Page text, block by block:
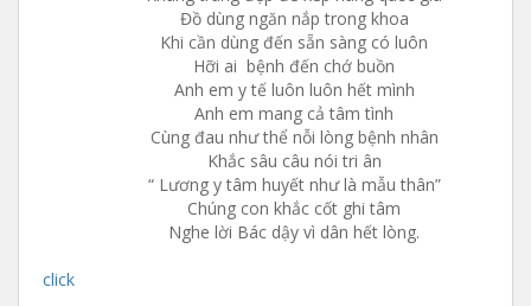
Đồ dùng ngăn nắp trong khoa
Khi cần dùng đến sẵn sàng có luôn
Hỡi ai bệnh đến chớ buồn
Anh em y tế luôn luôn hết mình
Anh em mang cả tâm tình
Cùng đau như thể nỗi lòng bệnh nhân
Khắc sâu câu nói tri ân
“ Lương y tâm huyết như là mẫu thân”
Chúng con khắc cốt ghi tâm
Nghe lời Bác dậy vì dân hết lòng.
click